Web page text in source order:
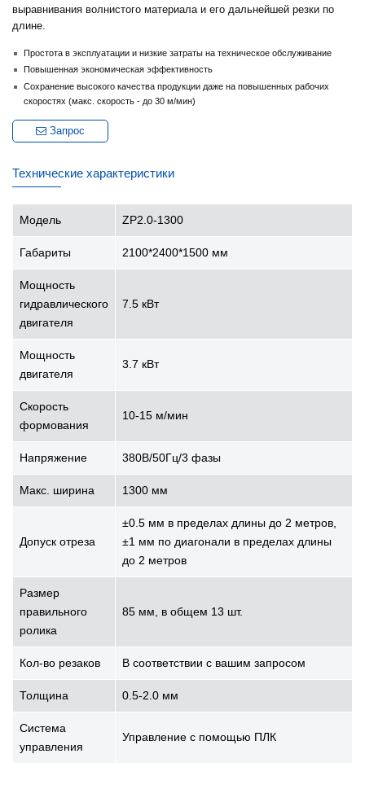
выравнивания волнистого материала и его дальнейшей резки по
длине.
Простота в эксплуатации и низкие затраты на техническое обслуживание
Повышенная экономическая эффективность
Сохранение высокого качества продукции даже на повышенных рабочих
скоростях (макс. скорость - до 30 м/мин)
Запрос
Технические характеристики
Модель ZP2.0-1300
Габариты 2100*2400*1500 мм
Мощность
гидравлического
двигателя
7.5 кВт
Мощность
двигателя
3.7 кВт
Скорость
формования
10-15 м/мин
Напряжение 380В/50Гц/3 фазы
Макс. ширина 1300 мм
Допуск отреза
±0.5 мм в пределах длины до 2 метров,
±1 мм по диагонали в пределах длины
до 2 метров
Размер
правильного
ролика
85 мм, в общем 13 шт.
Кол-во резаков В соответствии с вашим запросом
Толщина 0.5-2.0 мм
Система
управления
Управление с помощью ПЛК